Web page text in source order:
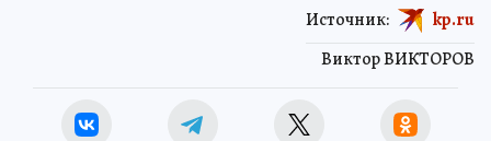
Виктор ВИКТОРОВ
Источник: kp.ru